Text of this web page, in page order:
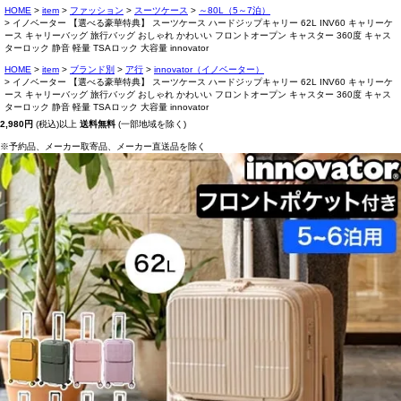
HOME item ファッション スーツケース
～80L（5～7泊）
イノベーター 【選べる豪華特典】 スーツケース ハードジップキャリー 62L INV60 キャリーケ
ース キャリーバッグ 旅行バッグ おしゃれ かわいい フロントオープン キャスター 360度 キャス
ターロック 静音 軽量 TSAロック 大容量 innovator
HOME item ブランド別 ア行
innovator（イノベーター）
イノベーター 【選べる豪華特典】 スーツケース ハードジップキャリー 62L INV60 キャリーケ
ース キャリーバッグ 旅行バッグ おしゃれ かわいい フロントオープン キャスター 360度 キャス
ターロック 静音 軽量 TSAロック 大容量 innovator
2,980円 (税込)以上 送料無料 (一部地域を除く)
※予約品、メーカー取寄品、メーカー直送品を除く